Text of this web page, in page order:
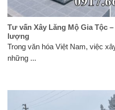
Tư vấn Xây Lăng Mộ Gia Tộc
lượng
Trong văn hóa Việt Nam, việc
những ...